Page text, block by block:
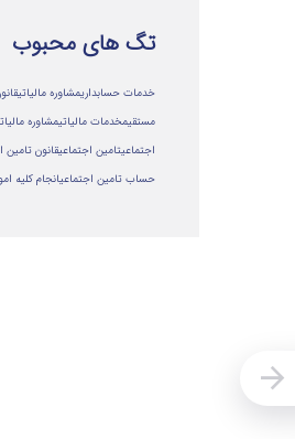
تگ های محبوب
خدمات حسابداریمشاوره مالیاتی
مستقیمخدمات مالیاتیمشاوره
اجتماعیتامین اجتماعیقانون تامین
حساب تامین اجتماعیانجام کلیه